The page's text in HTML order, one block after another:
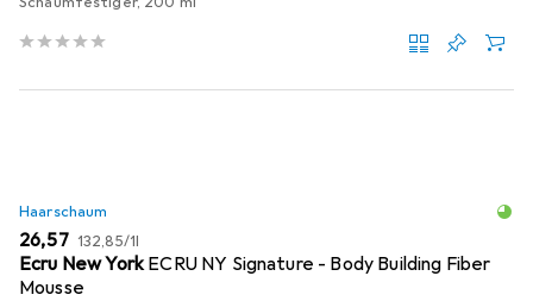
Haarschaum
EUR
26,57 EUR
132,85/1l
Ecru New YorkECRU NY Signature - Body Building Fiber
Mousse